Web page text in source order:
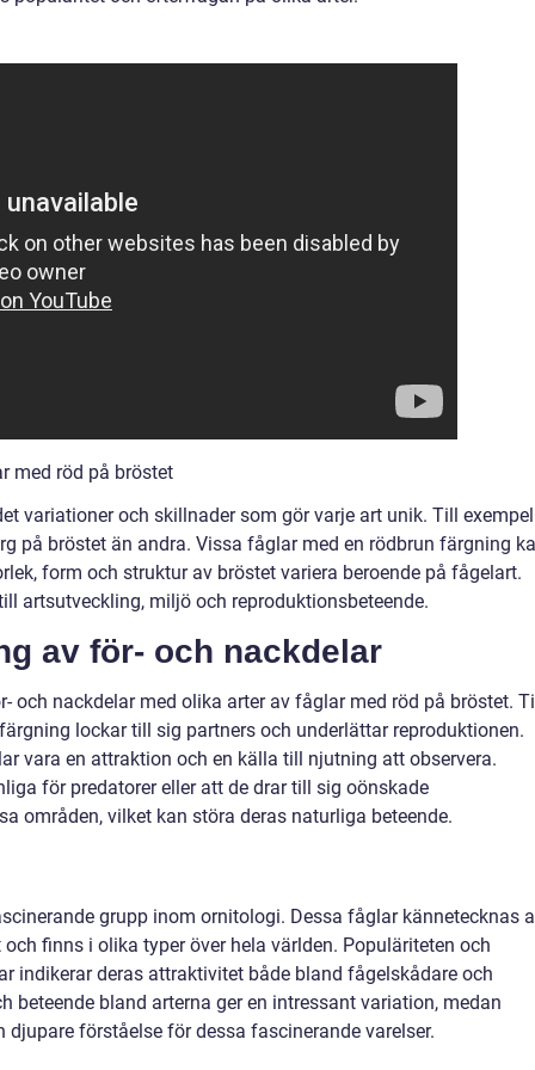
med röd på bröstet
variationer och skillnader som gör varje art unik. Till exempel
på bröstet än andra. Vissa fåglar med en rödbrun färgning
form och struktur av bröstet variera beroende på fågelart.
artsutveckling, miljö och reproduktionsbeteende.
av för- och nackdelar
och nackdelar med olika arter av fåglar med röd på bröstet.
lockar till sig partners och underlättar reproduktionen.
vara en attraktion och en källa till njutning att observera.
för predatorer eller att de drar till sig oönskade
områden, vilket kan störa deras naturliga beteende.
grupp inom ornitologi. Dessa fåglar kännetecknas
finns i olika typer över hela världen. Populäriteten och
indikerar deras attraktivitet både bland fågelskådare och
beteende bland arterna ger en intressant variation, medan
förståelse för dessa fascinerande varelser.